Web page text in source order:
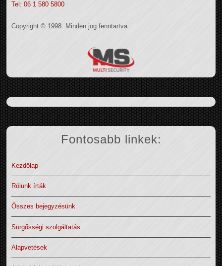
Tel: 06 1 580 5800
Copyright © 1998. Minden jog fenntartva.
Fontosabb linkek:
Kezdőlap
Rólunk írták
Összes bejegyzésünk
Sürgősségi szolgáltatás
Alapvetések